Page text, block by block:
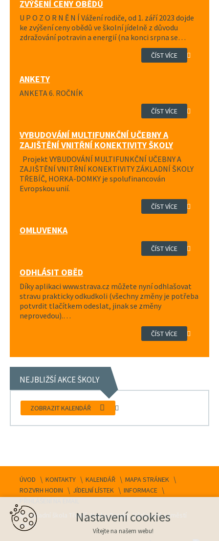
ZVÝŠENÍ CENY OBĚDŮ
U P O Z O R N Ě N Í Vážení rodiče, od 1. září 2023 dojde
ke zvýšení ceny obědů ve školní jídelně z důvodu
zdražování potravin a energií (na konci srpna se…
ČÍST VÍCE
ANKETY
ANKETA 6. ROČNÍK
ČÍST VÍCE
VYBUDOVÁNÍ MULTIFUNKČNÍ UČEBNY A
ZAJIŠTĚNÍ VNITŘNÍ KONEKTIVITY ŠKOLY
Projekt VYBUDOVÁNÍ MULTIFUNKČNÍ UČEBNY A
ZAJIŠTĚNÍ VNITŘNÍ KONEKTIVITY ZÁKLADNÍ ŠKOLY
TŘEBÍČ, HORKA-DOMKY je spolufinancován
Evropskou unií.
ČÍST VÍCE
OMLUVENKA
ČÍST VÍCE
ODHLÁSIT OBĚD
Díky aplikaci www.strava.cz můžete nyní odhlašovat
stravu prakticky odkudkoli (všechny změny je potřeba
potvrdit tlačítkem odeslat, jinak se změny
neprovedou).…
ČÍST VÍCE
NEJBLIŽŠÍ AKCE ŠKOLY
ZOBRAZIT KALENDÁŘ
ÚVOD KONTAKTY KALENDÁŘ
MAPA STRÁNEK
ROZVRH HODIN
JÍDELNÍ LÍSTEK
INFORMACE
© Základní škola Třebíč, Horka-Domky, Václavské náměstí
44/12
Nastavení cookies
Vítejte na našem webu!